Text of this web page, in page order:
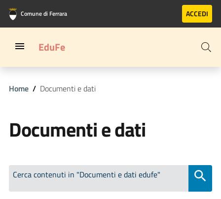
Vai al contenuto principale
Vai al footer
Comune di Ferrara ACCEDI
EduFe
Home Documenti e dati
Documenti e dati
Cerca contenuti in "Documenti e dati edufe"